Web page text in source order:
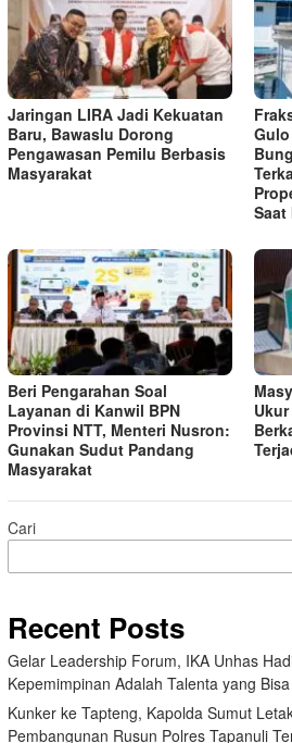
Jaringan LIRA Jadi Kekuatan
Baru, Bawaslu Dorong
Pengawasan Pemilu Berbasis
Masyarakat
Gulo
Saat
Beri Pengarahan Soal
Layanan di Kanwil BPN
Provinsi NTT, Menteri Nusron:
Gunakan Sudut Pandang
Masyarakat
Cari
Recent Posts
Gelar Leadership Forum, IKA Unhas
Kepemimpinan Adalah Talenta yang
Kunker ke Tapteng, Kapolda Sumut
Pembangunan Rusun Polres Tapanuli